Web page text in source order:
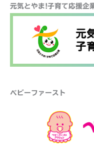
元気とやま!子育て応援企
ベビーファースト